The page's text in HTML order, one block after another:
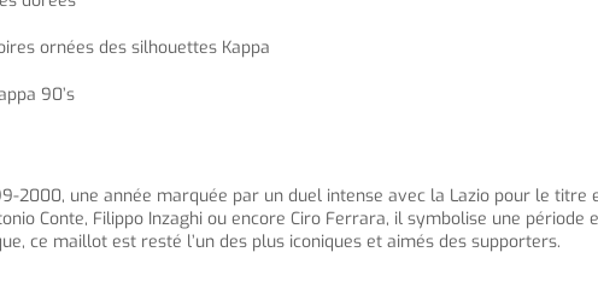
ornées des silhouettes Kappa
90’s
2000, une année marquée par un duel intense avec la Lazio pour le titre
Conte, Filippo Inzaghi ou encore Ciro Ferrara, il symbolise une
ce maillot est resté l’un des plus iconiques et aimés des supporters.